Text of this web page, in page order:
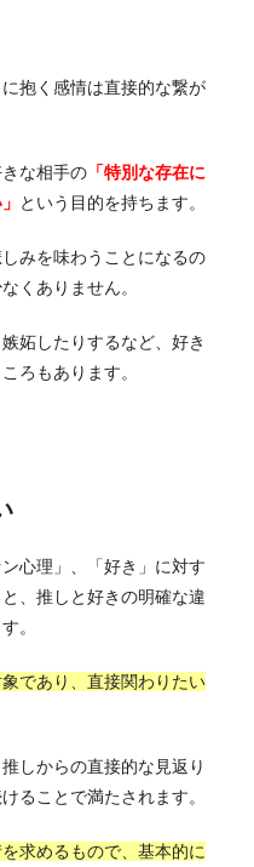
抱く感情は直接的な繋が
な相手の 「特別な存在に
という目的を持ちます。
みを味わうことになるの
くありません。
妬したりするなど、好き
ろもあります。
心理」、「好き」に対す
、推しと好きの明確な違
。
であり、直接関わりたい
しからの直接的な見返り
ることで満たされます。
求めるもので、基本的に